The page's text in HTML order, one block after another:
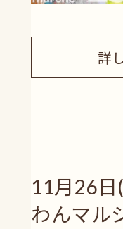
詳
11月26日
わんマル